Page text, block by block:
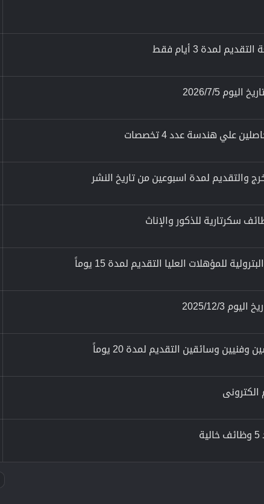
لمدة 3 أيام فقط
2026/7/5
علي هندسة عدد 4 تخصصات
والتقديم لمدة اسبوعين من تاريخ النشر
سكرتارية للذكور والإناث
للمؤهلات العليا التقديم لمدة 15 يوماً
2025/12/3
وسائقين التقديم لمدة 20 يوماً